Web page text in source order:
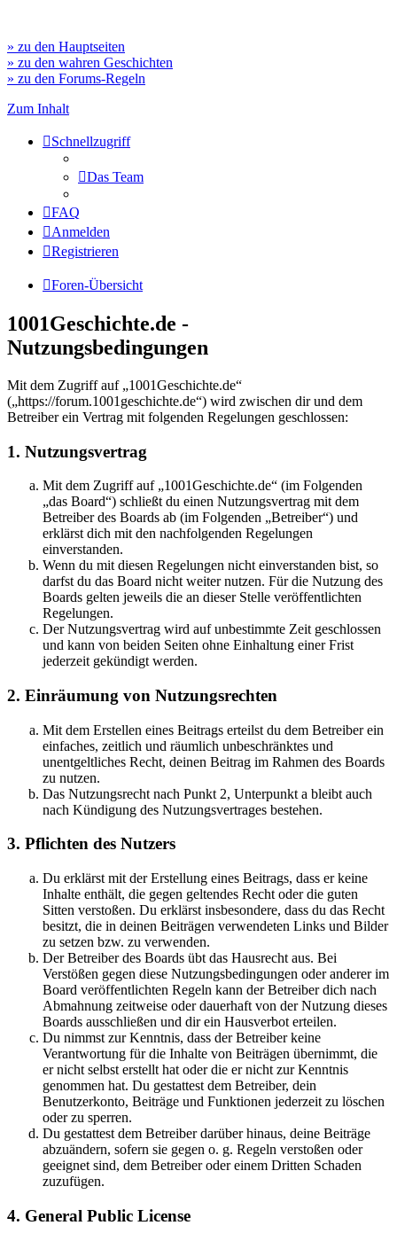
» zu den Hauptseiten
» zu den wahren Geschichten
» zu den Forums-Regeln
Zum Inhalt
Schnellzugriff
Das Team
FAQ
Anmelden
Registrieren
Foren-Übersicht
1001Geschichte.de -
Nutzungsbedingungen
Mit dem Zugriff auf „1001Geschichte.de“
(„https://forum.1001geschichte.de“) wird zwischen dir und dem
Betreiber ein Vertrag mit folgenden Regelungen geschlossen:
1. Nutzungsvertrag
Mit dem Zugriff auf „1001Geschichte.de“ (im Folgenden
„das Board“) schließt du einen Nutzungsvertrag mit dem
Betreiber des Boards ab (im Folgenden „Betreiber“) und
erklärst dich mit den nachfolgenden Regelungen
einverstanden.
Wenn du mit diesen Regelungen nicht einverstanden bist, so
darfst du das Board nicht weiter nutzen. Für die Nutzung des
Boards gelten jeweils die an dieser Stelle veröffentlichten
Regelungen.
Der Nutzungsvertrag wird auf unbestimmte Zeit geschlossen
und kann von beiden Seiten ohne Einhaltung einer Frist
jederzeit gekündigt werden.
2. Einräumung von Nutzungsrechten
Mit dem Erstellen eines Beitrags erteilst du dem Betreiber ein
einfaches, zeitlich und räumlich unbeschränktes und
unentgeltliches Recht, deinen Beitrag im Rahmen des Boards
zu nutzen.
Das Nutzungsrecht nach Punkt 2, Unterpunkt a bleibt auch
nach Kündigung des Nutzungsvertrages bestehen.
3. Pflichten des Nutzers
Du erklärst mit der Erstellung eines Beitrags, dass er keine
Inhalte enthält, die gegen geltendes Recht oder die guten
Sitten verstoßen. Du erklärst insbesondere, dass du das Recht
besitzt, die in deinen Beiträgen verwendeten Links und Bilder
zu setzen bzw. zu verwenden.
Der Betreiber des Boards übt das Hausrecht aus. Bei
Verstößen gegen diese Nutzungsbedingungen oder anderer im
Board veröffentlichten Regeln kann der Betreiber dich nach
Abmahnung zeitweise oder dauerhaft von der Nutzung dieses
Boards ausschließen und dir ein Hausverbot erteilen.
Du nimmst zur Kenntnis, dass der Betreiber keine
Verantwortung für die Inhalte von Beiträgen übernimmt, die
er nicht selbst erstellt hat oder die er nicht zur Kenntnis
genommen hat. Du gestattest dem Betreiber, dein
Benutzerkonto, Beiträge und Funktionen jederzeit zu löschen
oder zu sperren.
Du gestattest dem Betreiber darüber hinaus, deine Beiträge
abzuändern, sofern sie gegen o. g. Regeln verstoßen oder
geeignet sind, dem Betreiber oder einem Dritten Schaden
zuzufügen.
4. General Public License